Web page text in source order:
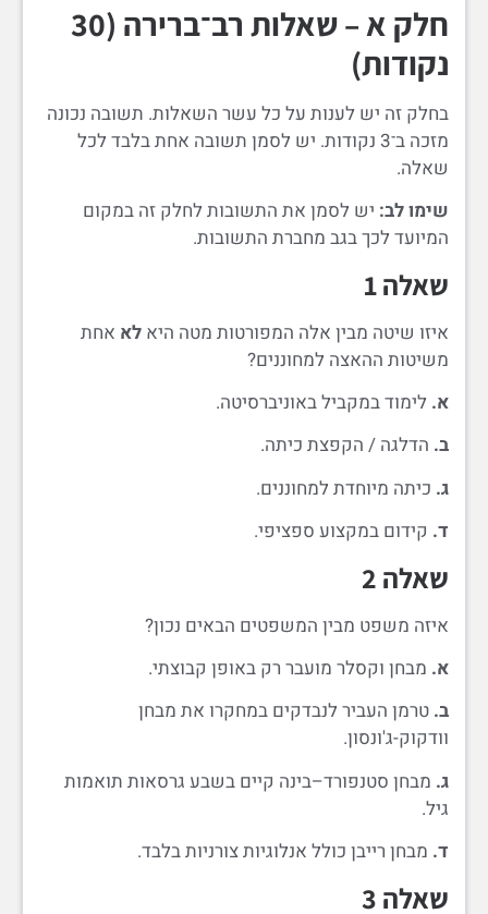
חלק א – שאלות רב־ברירה (30
נקודות)
בחלק זה יש לענות על כל עשר השאלות. תשובה נכונה
מזכה ב־3 נקודות. יש לסמן תשובה אחת בלבד לכל
שאלה.
שימו לב: יש לסמן את התשובות לחלק זה במקום
המיועד לכך בגב מחברת התשובות.
שאלה 1
איזו שיטה מבין אלה המפורטות מטה היא לא אחת
משיטות ההאצה למחוננים?
א. לימוד במקביל באוניברסיטה.
ב. הדלגה / הקפצת כיתה.
ג. כיתה מיוחדת למחוננים.
ד. קידום במקצוע ספציפי.
שאלה 2
איזה משפט מבין המשפטים הבאים נכון?
א. מבחן וקסלר מועבר רק באופן קבוצתי.
ב. טרמן העביר לנבדקים במחקרו את מבחן
וודקוק-ג'ונסון.
ג. מבחן סטנפורד–בינה קיים בשבע גרסאות תואמות
גיל.
ד. מבחן רייבן כולל אנלוגיות צורניות בלבד.
שאלה 3